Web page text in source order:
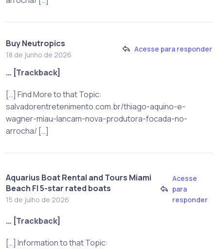
Buy Neutropics
18 de junho de 2026
Acesse para responder
… [Trackback]
[…] Find More to that Topic:
salvadorentretenimento.com.br/thiago-aquino-e-
wagner-miau-lancam-nova-produtora-focada-no-
arrocha/ […]
Aquarius Boat Rental and Tours Miami
Beach Fl 5-star rated boats
15 de julho de 2026
Acesse
para
responder
… [Trackback]
[…] Information to that Topic: